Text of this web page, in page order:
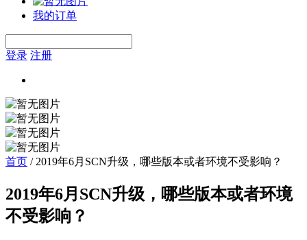
我的订单
登录 注册
首页 / 2019年6月SCN升级，哪些版本或者环境不受影响？
2019年6月SCN升级，哪些版本或者环境
不受影响？